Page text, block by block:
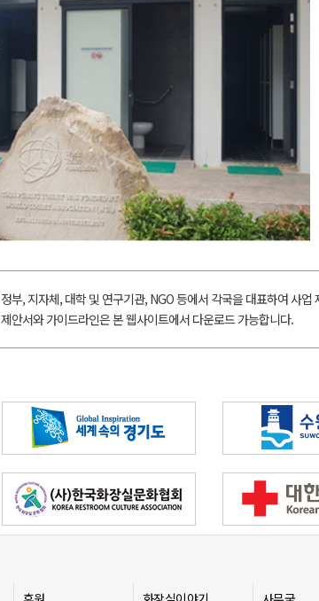
정부, 지자체, 대학 및 연구기관, NGO 등에서 각국을 대표하여 사업
제안서와 가이드라인은 본 웹사이트에서 다운로드 가능합니다.